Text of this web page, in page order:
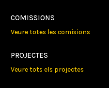
COMISSIONS
Veure totes les comisions
PROJECTES
Veure tots els projectes